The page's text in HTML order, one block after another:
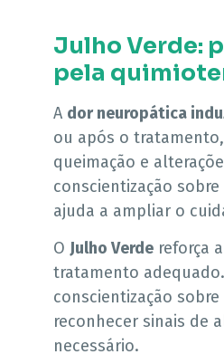
Julho Verde:
pela
A dor neuropática
ou após o
queimação e
conscientização
ajuda a ampliar o
O Julho Verde reforça
tratamento
conscientização
reconhecer sinais de
necessário.